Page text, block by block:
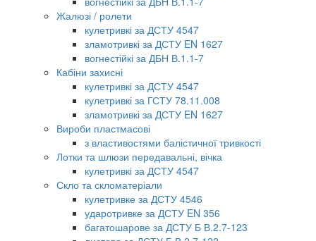
Жалюзі / ролети
кулетривкі за ДСТУ 4547
зламотривкі за ДСТУ EN 1627
вогнестійкі за ДБН В.1.1-7
Кабіни захисні
кулетривкі за ДСТУ 4547
кулетривкі за ГСТУ 78.11.008
зламотривкі за ДСТУ EN 1627
Вироби пластмасові
з властивостями балістичної тривкості
Лотки та шлюзи передавальні, вічка
кулетривкі за ДСТУ 4547
Скло та скломатеріали
кулетривке за ДСТУ 4546
ударотривке за ДСТУ EN 356
багатошарове за ДСТУ Б В.2.7-123